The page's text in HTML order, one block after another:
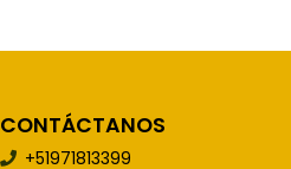
CONTÁCTANOS
+51971813399